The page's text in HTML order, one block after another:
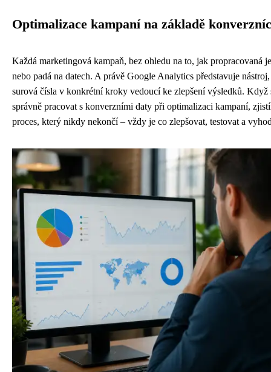
Optimalizace kampaní na základě
Každá marketingová kampaň, bez ohledu na to, jak propracovaná
nebo padá na datech. A právě Google Analytics představuje
surová čísla v konkrétní kroky vedoucí ke zlepšení výsledků. Když
správně pracovat s konverzními daty při optimalizaci kampaní,
proces, který nikdy nekončí – vždy je co zlepšovat, testovat a